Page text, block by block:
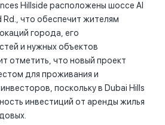
Hillside расположены шоссе Al
Rd., что обеспечит жителям
города, его
и нужных объектов
отметить, что новый проект
для проживания и
поскольку в Dubai Hills
инвестиций от аренды жилья